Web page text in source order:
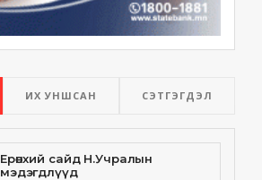
ИХ УНШСАН СЭТГЭГДЭЛ
Ерөнхий сайд Н.Учралын
мэдэгдлүүд